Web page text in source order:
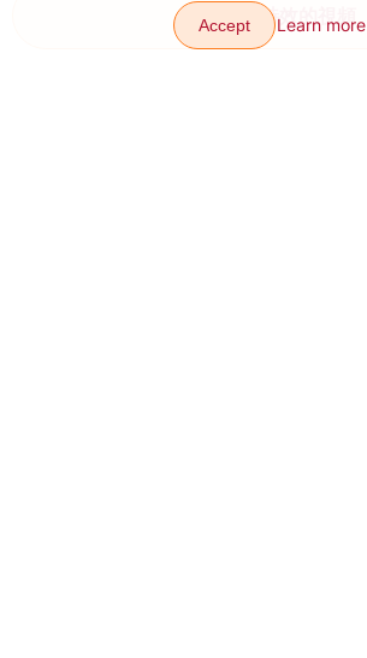
創建帶有特效的視頻
Accept Learn more